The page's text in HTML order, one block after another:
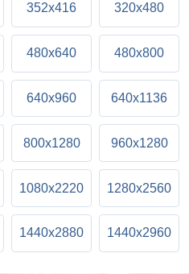
352x416 320x480
480x640 480x800
640x960 640x1136
800x1280 960x1280
1080x2220 1280x2560
1440x2880 1440x2960